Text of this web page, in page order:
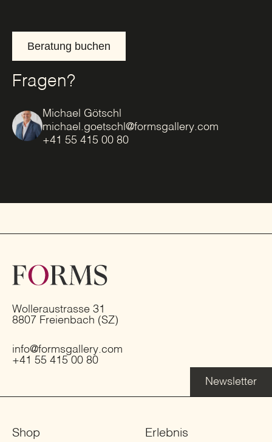
Beratung buchen
Fragen?
Michael Götschl
michael.goetschl@formsgallery.com
+41 55 415 00 80
Wolleraustrasse 31
8807 Freienbach (SZ)
info@formsgallery.com
+41 55 415 00 80
Newsletter
Shop Erlebnis